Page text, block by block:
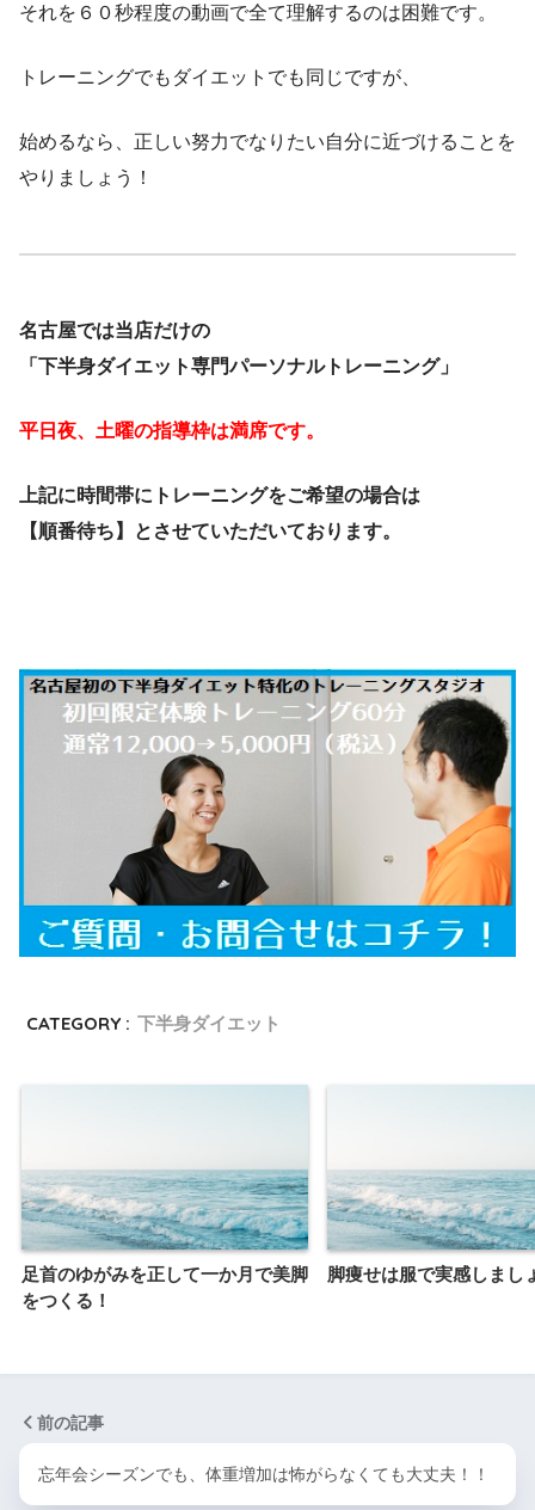
それを６０秒程度の動画で全て理解するのは困難です。
トレーニングでもダイエットでも同じですが、
始めるなら、正しい努力でなりたい自分に近づけることを
やりましょう！
名古屋では当店だけの
「下半身ダイエット専門パーソナルトレーニング」
平日夜、土曜の指導枠は満席です。
上記に時間帯にトレーニングをご希望の場合は
【順番待ち】
とさせていただいております。
CATEGORY : 下半身ダイエット
足首のゆがみを正して一か月で美脚
をつくる！
脚痩せは服で実感しまし
前の記事
忘年会シーズンでも、体重増加は怖がらなくても大丈夫！！